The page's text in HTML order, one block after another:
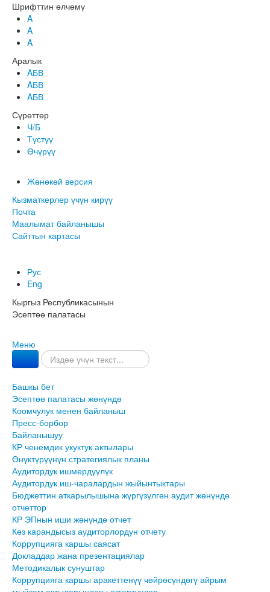
Шрифттин өлчөмү
A
A
A
Аралык
AБВ
AБВ
AБВ
Сүрөттөр
Ч/Б
Түстүү
Өчүрүү
Жөнөкөй версия
Кызматкерлер үчүн кирүү
Почта
Маалымат байланышы
Сайттын картасы
Рус
Eng
Кыргыз Республикасынын
Эсептөө палатасы
Меню
Башкы бет
Эсептөө палатасы жөнүндө
Коомчулук менен байланыш
Пресс-борбор
Байланышуу
КР ченемдик укуктук актылары
Өнүктүрүүнүн стратегиялык планы
Аудитордук ишмердүүлүк
Аудитордук иш-чаралардын жыйынтыктары
Бюджеттин аткарылышына жүргүзүлгөн аудит жөнүндө
отчеттор
КР ЭПнын иши жөнүндө отчет
Көз карандысыз аудиторлордун отчету
Коррупцияга каршы саясат
Докладдар жана презентациялар
Методикалык сунуштар
Коррупцияга каршы аракеттенүү чөйрөсүндөгү айрым